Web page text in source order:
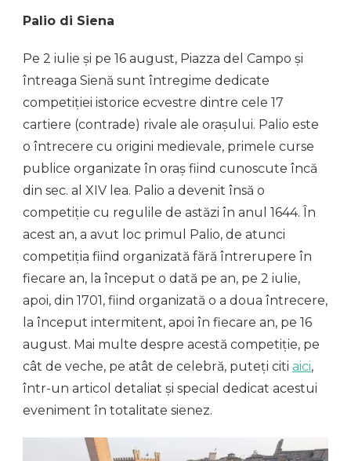
Palio di Siena
Pe 2 iulie și pe 16 august, Piazza del Campo și
întreaga Sienă sunt întregime dedicate
competiției istorice ecvestre dintre cele 17
cartiere (contrade) rivale ale orașului. Palio este
o întrecere cu origini medievale, primele curse
publice organizate în oraș fiind cunoscute încă
din sec. al XIV lea. Palio a devenit însă o
competiție cu regulile de astăzi în anul 1644. În
acest an, a avut loc primul Palio, de atunci
competiția fiind organizată fără întrerupere în
fiecare an, la început o dată pe an, pe 2 iulie,
apoi, din 1701, fiind organizată o a doua întrecere,
la început intermitent, apoi în fiecare an, pe 16
august. Mai multe despre acestă competiție, pe
cât de veche, pe atât de celebră, puteți citi aici,
într-un articol detaliat și special dedicat acestui
eveniment în totalitate sienez.